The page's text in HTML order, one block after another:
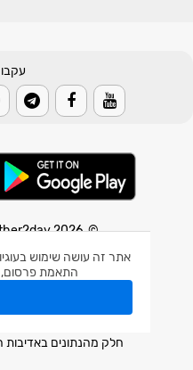
אתר זה עושה שימוש
התאמת
© 2026 Weather2day כל הזכויות שמורות
חלק מהנתונים באדיבות